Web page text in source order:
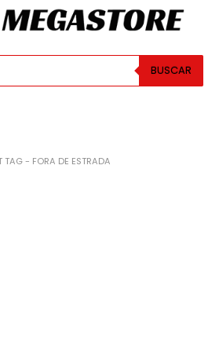
BUSCAR
TAG - FORA DE ESTRADA